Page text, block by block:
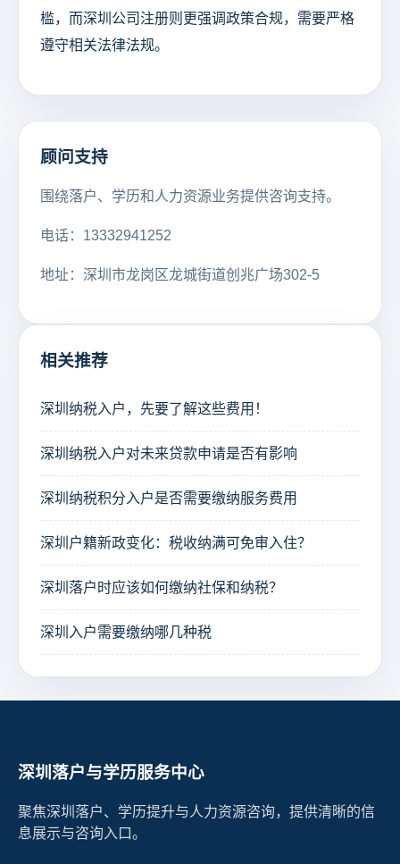
槛，而深圳公司注册则更强调政策合规，需要严格
遵守相关法律法规。
顾问支持
围绕落户、学历和人力资源业务提供咨询支持。
电话：13332941252
地址：深圳市龙岗区龙城街道创兆广场302-5
相关推荐
深圳纳税入户，先要了解这些费用！
深圳纳税入户对未来贷款申请是否有影响
深圳纳税积分入户是否需要缴纳服务费用
深圳户籍新政变化：税收纳满可免审入住？
深圳落户时应该如何缴纳社保和纳税？
深圳入户需要缴纳哪几种税
深圳落户与学历服务中心
聚焦深圳落户、学历提升与人力资源咨询，提供清晰的信
息展示与咨询入口。